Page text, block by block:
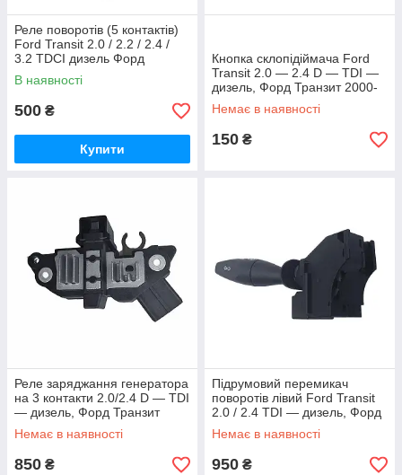
Реле поворотів (5 контактів)
Ford Transit 2.0 / 2.2 / 2.4 /
3.2 TDCI дизель Форд
Транзит 2000-2014,
1C1T13350AA
В наявності
500 ₴
Купити
Кнопка склопідіймача Ford
Transit 2.0 — 2.4 D — TDI —
дизель, Форд Транзит 2000-
2006, 5C1T14529AA /
1383293
Немає в наявності
150 ₴
Реле заряджання генератора
на 3 контакти 2.0/2.4 D — TDI
— дизель, Форд Транзит
2000-2006, F00M145361
Немає в наявності
850 ₴
Підрумовий перемикач
поворотів лівий Ford Transit
2.0 / 2.4 TDI — дизель, Форд
Транзит 2000-2006, 4099103
Немає в наявності
950 ₴